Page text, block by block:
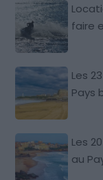
faire
Les
Pays
Les
au